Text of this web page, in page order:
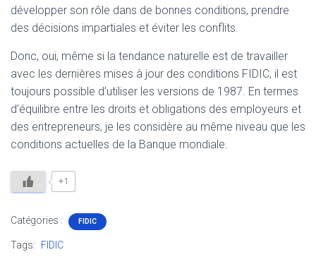
développer son rôle dans de bonnes conditions, prendre
des décisions impartiales et éviter les conflits.
Donc, oui, même si la tendance naturelle est de travailler
avec les dernières mises à jour des conditions FIDIC, il est
toujours possible d’utiliser les versions de 1987. En termes
d’équilibre entre les droits et obligations des employeurs et
des entrepreneurs, je les considère au même niveau que les
conditions actuelles de la Banque mondiale.
+1
Catégories : FIDIC
Tags: FIDIC